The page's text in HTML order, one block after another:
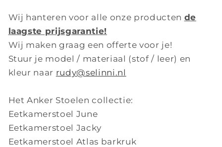
Wij hanteren voor alle onze producten de
laagste prijsgarantie!
Wij maken graag een offerte voor je!
Stuur je model / materiaal (stof / leer) en
kleur naar rudy@selinni.nl
Het Anker Stoelen collectie:
Eetkamerstoel June
Eetkamerstoel Jacky
Eetkamerstoel Atlas barkruk